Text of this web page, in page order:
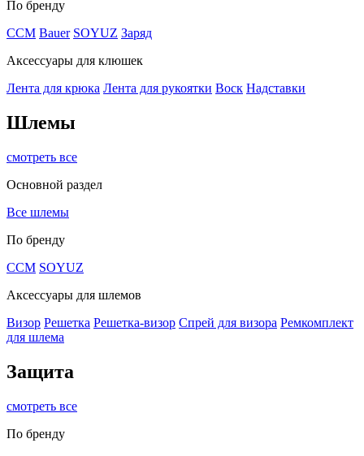
По бренду
CCM Bauer SOYUZ Заряд
Аксессуары для клюшек
Лента для крюка Лента для рукоятки Воск Надставки
Шлемы
смотреть все
Основной раздел
Все шлемы
По бренду
CCM SOYUZ
Аксессуары для шлемов
Визор Решетка Решетка-визор Спрей для визора Ремкомплект
для шлема
Защита
смотреть все
По бренду